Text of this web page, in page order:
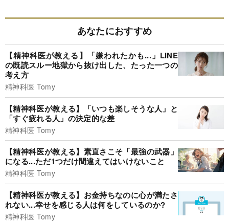
あなたにおすすめ
【精神科医が教える】「嫌われたかも...」LINE
の既読スルー地獄から抜け出した、たった一つの
考え方
精神科医 Tomy
【精神科医が教える】「いつも楽しそうな人」と
「すぐ疲れる人」の決定的な差
精神科医 Tomy
【精神科医が教える】素直さこそ「最強の武器」
になる...ただ1つだけ間違えてはいけないこと
精神科医 Tomy
【精神科医が教える】お金持ちなのに心が満たさ
れない...幸せを感じる人は何をしているのか?
精神科医 Tomy